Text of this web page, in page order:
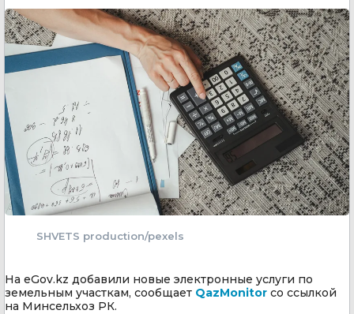
SHVETS production/pexels
На eGov.kz добавили новые электронные услуги по
земельным участкам, сообщает QazMonitor со ссылкой
на Минсельхоз РК.